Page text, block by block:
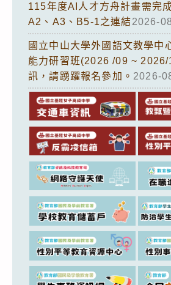
115年度AI人才方舟計畫需完
A2、A3、B5-1之連結2026-
國立中山大學外國語文教學中
能力研習班(2026 /09 ~ 2026/
訊，請踴躍報名參加。 2026-